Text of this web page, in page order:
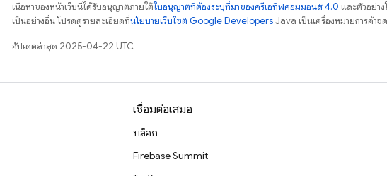
เนื้อหาของหน้าเว็บนี้ได้รับอนุญาตภายใต้ใบอนุญาตที่ต้องระบุที่มาของครีเอทีฟคอมมอนส์ 4.0 และตัวอย่า
เป็นอย่างอื่น โปรดดูรายละเอียดที่นโยบายเว็บไซต์ Google DevelopersJava เป็นเครื่องหมายการค้า
อัปเดตล่าสุด 2025-04-22 UTC
เชื่อมต่อเสมอ
บล็อก
Firebase Summit